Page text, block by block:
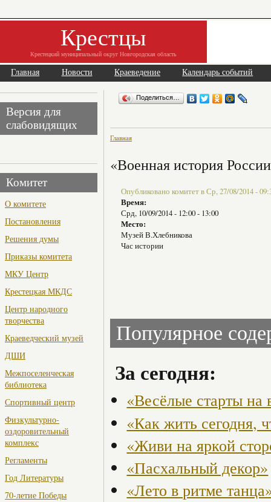
Крестцы
Крестецкий муниципальный округ Новгородская область
Главная Новости Краеведение Календарь событий
Версия для
слабовидящих
Комитет
О комитете
Постановления
Решения думы
Приказы комитета
МКУ Центр
Крестецкая МКДС
Центр народного
творчества
Краеведческий музей
ДШИ
Межпоселенческая
библиотека
Спортивный центр
Физкультурно-
оздоровительный
комплекс
Регламенты
Год Литературы
70-летие Победы
Поделиться…
Главная
«Военная история
Опубликовано комитет в Ср, 27/08/2014 -
Время:
Срд, 10/09/2014 - 12:00- 13:00
Место:
Музей В.Хлебникова
Час истории
Популярное
За сегодня:
«Весёлые старты на
«Как жить сегодня,
«Живи на яркой
«Пасхальный декор»
«Лето в ритме